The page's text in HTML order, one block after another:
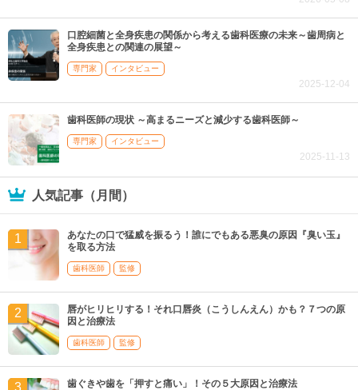
口腔細菌と全身疾患の関係から考える歯科医療の未来～歯周病と
全身疾患との関連の展望～
専門家 インタビュー
2025-12-04
歯科医師の現状 ～高まるニーズと減少する歯科医師～
専門家 インタビュー
2025-11-13
人気記事（月間）
あなたの口で猛威を振るう！誰にでもある悪臭の原因『臭い玉』
を取る方法
歯科医師 監修
唇がヒリヒリする！それ口唇炎（こうしんえん）かも？７つの原
因と治療法
歯科医師 監修
歯ぐきや歯を「押すと痛い」！その５大原因と治療法